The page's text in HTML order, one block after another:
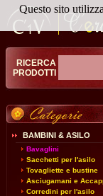
RICERCA
PRODOTTI
BAMBINI & ASILO
Bavaglini
Sacchetti per l'asilo
Tovagliette e bustine
Asciugamani e
Corredini per l'asilo
Questo sito